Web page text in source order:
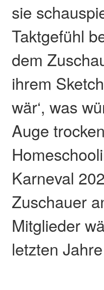
sie
Taktgefühl
dem
ihrem
wär‘, was
Auge
Karneval
Zuschauer
Mitglieder
letzten